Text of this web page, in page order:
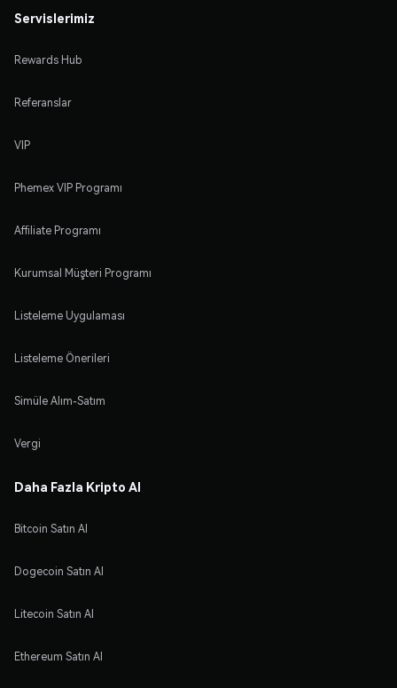
Servislerimiz
Rewards Hub
Referanslar
VIP
Phemex VIP Programı
Affiliate Programı
Kurumsal Müşteri Programı
Listeleme Uygulaması
Listeleme Önerileri
Simüle Alım-Satım
Vergi
Daha Fazla Kripto Al
Bitcoin Satın Al
Dogecoin Satın Al
Litecoin Satın Al
Ethereum Satın Al